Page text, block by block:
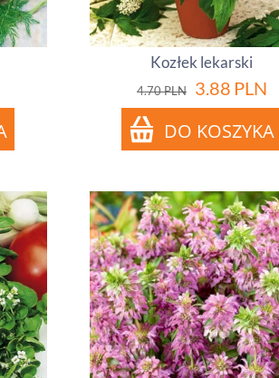
Kozłek lekarski
4.70PLN 3.88 PLN